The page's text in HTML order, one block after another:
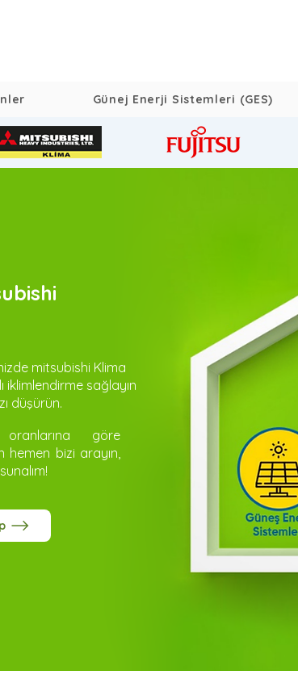
Günej Enerji Sistemleri (GES)
mitsubishi Klima
iklimlendirme sağlayın
düşürün.
oranlarına göre
hemen bizi arayın,